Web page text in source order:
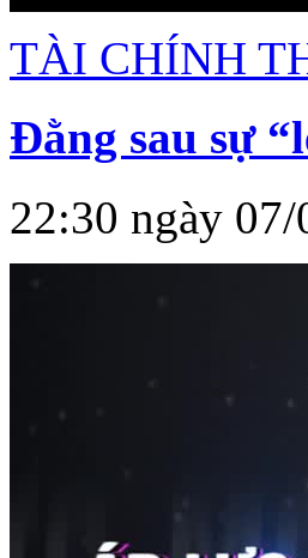
TÀI CHÍNH
Đằng sau sự
22:30 ngày